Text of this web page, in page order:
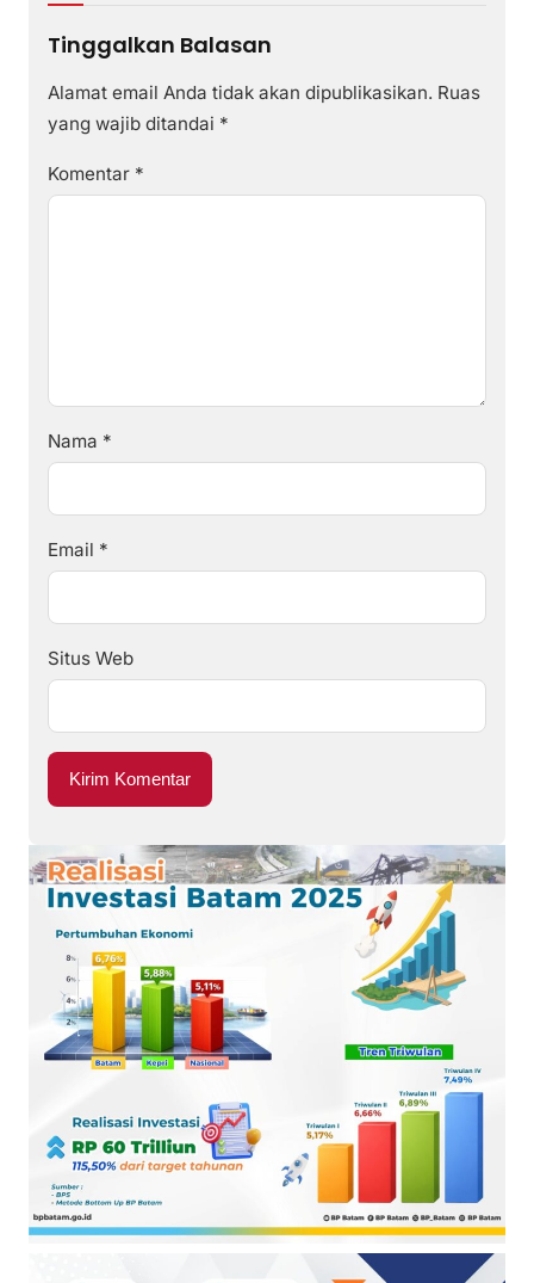
Tinggalkan Balasan
Alamat email Anda tidak akan dipublikasikan. Ruas
yang wajib ditandai *
Komentar *
Nama *
Email *
Situs Web